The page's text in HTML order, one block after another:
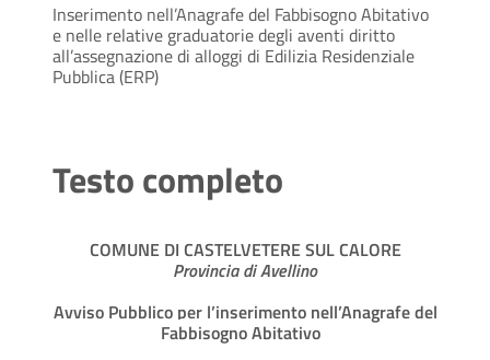
Inserimento nell’Anagrafe del Fabbisogno Abitativo
e nelle relative graduatorie degli aventi diritto
all’assegnazione di alloggi di Edilizia Residenziale
Pubblica (ERP)
Testo completo
COMUNE DI CASTELVETERE SUL CALORE
Provincia di Avellino
Avviso Pubblico per l’inserimento nell’Anagrafe del
Fabbisogno Abitativo